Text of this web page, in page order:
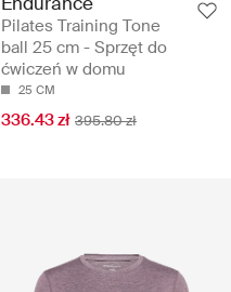
Pilates Training Tone
ball 25 cm - Sprzęt do
ćwiczeń w domu
25 CM
336.43 zł 395.80 zł